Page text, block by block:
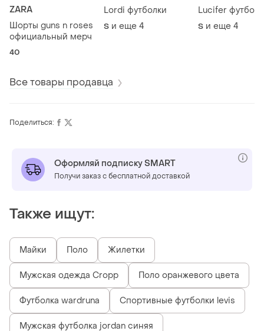
ZARA
Шорты guns n roses
официальный мерч
40
Lordi футболки
S и еще 4
Lucifer
S и еще 4
Все товары продавца
Поделиться:
Оформляй подписку SMART
Получи заказ с бесплатной доставкой
Также ищут:
Майки Поло Жилетки
Мужская одежда Cropp Поло оранжевого цвета
Футболка wardruna Спортивные футболки levis
Мужская футболка jordan синяя